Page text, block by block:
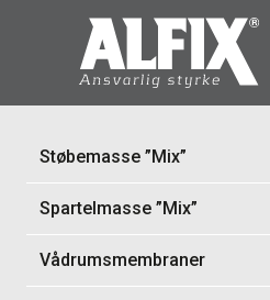
Støbemasse ”Mix”
Spartelmasse ”Mix”
Vådrumsmembraner